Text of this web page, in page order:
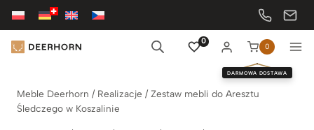
Przejdź
treści
0
0
DARMOWA DOSTAWA
Meble Deerhorn / Realizacje / Zestaw mebli do Aresztu
Śledczego w Koszalinie